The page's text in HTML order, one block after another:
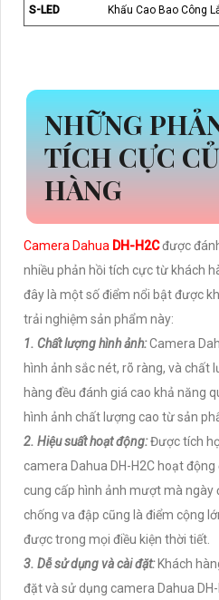
S-LED Khấu Cao Bao Công
NHỮNG
TÍCH CỰC
HÀNG
Camera Dahua DH-H2Cđược
nhiều phản hồi tích cực từ khách
đây là một số điểm nổi bật được
trải nghiệm sản phẩm này:
1. Chất lượng hình ảnh:Camera
hình ảnh sắc nét, rõ ràng, và chất
hàng đều đánh giá cao khả năng
hình ảnh chất lượng cao từ sản
2. Hiệu suất hoạt động:Được tích
camera Dahua DH-H2C hoạt
cung cấp hình ảnh mượt mà ngày
chống va đập cũng là điểm cộng
được trong mọi điều kiện thời tiết.
3. Dễ sử dụng và cài đặt:Khách
đặt và sử dụng camera Dahua